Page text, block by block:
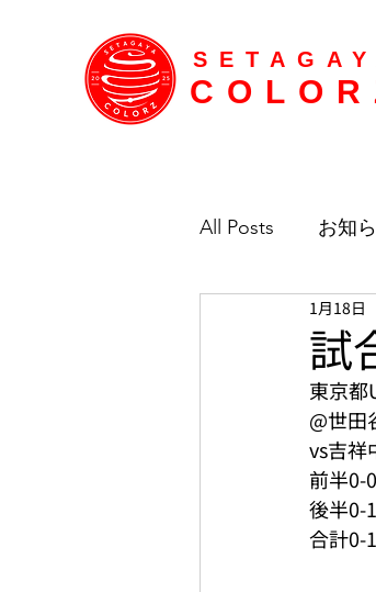
All Posts お知
試
1月18日
東京都
@世田
vs吉祥
前半0-0
後半0-1
合計0-1